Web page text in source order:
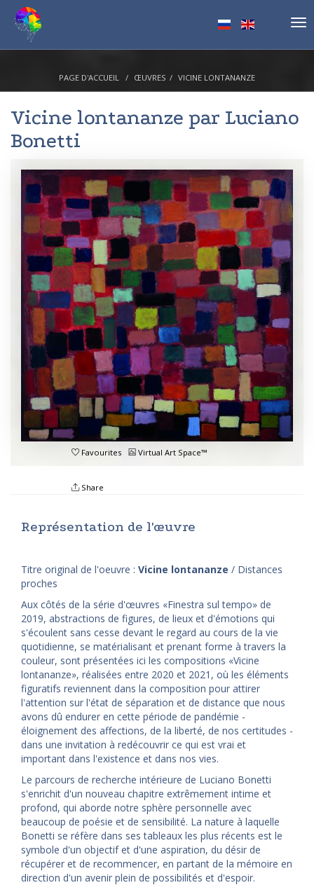
PAGE D'ACCUEIL ŒUVRES VICINE LONTANANZE
Vicine lontananze par Luciano
Bonetti
Favourites Virtual Art Space™
Share
Représentation de l'œuvre
Titre original de l'oeuvre : Vicine lontananze / Distances
proches
Aux côtés de la série d'œuvres «Finestra sul tempo» de
2019, abstractions de figures, de lieux et d'émotions qui
s'écoulent sans cesse devant le regard au cours de la vie
quotidienne, se matérialisant et prenant forme à travers la
couleur, sont présentées ici les compositions «Vicine
lontananze», réalisées entre 2020 et 2021, où les éléments
figuratifs reviennent dans la composition pour attirer
l'attention sur l'état de séparation et de distance que nous
avons dû endurer en cette période de pandémie -
éloignement des affections, de la liberté, de nos certitudes -
dans une invitation à redécouvrir ce qui est vrai et
important dans l'existence et dans nos vies.
Le parcours de recherche intérieure de Luciano Bonetti
s'enrichit d'un nouveau chapitre extrêmement intime et
profond, qui aborde notre sphère personnelle avec
beaucoup de poésie et de sensibilité. La nature à laquelle
Bonetti se réfère dans ses tableaux les plus récents est le
symbole d'un objectif et d'une aspiration, du désir de
récupérer et de recommencer, en partant de la mémoire en
direction d'un avenir plein de possibilités et d'espoir.